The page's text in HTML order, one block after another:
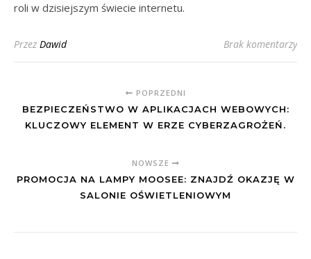
roli w dzisiejszym świecie internetu.
Przez Dawid Brak komentarzy
POPRZEDNI
BEZPIECZEŃSTWO W APLIKACJACH WEBOWYCH:
KLUCZOWY ELEMENT W ERZE CYBERZAGROŻEŃ.
NOWSZE
PROMOCJA NA LAMPY MOOSEE: ZNAJDŹ OKAZJĘ W
SALONIE OŚWIETLENIOWYM